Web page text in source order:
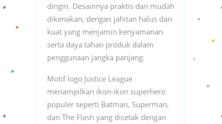
dingin. Desainnya praktis dan mudah
dikenakan, dengan jahitan halus dan
kuat yang menjamin kenyamanan
serta daya tahan produk dalam
penggunaan jangka panjang.
Motif logo Justice League
menampilkan ikon-ikon superhero
populer seperti Batman, Superman,
dan The Flash yang dicetak dengan